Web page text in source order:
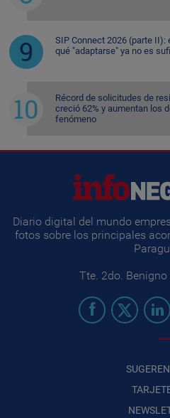
SIP Connect 2026 (parte II):
qué "adaptarse" ya no es
Récord de solicitudes de
creció 62% y aumentan los
fenómeno
Diario digital del mundo
fotos sobre los principales
Tte. 2do. Benigno